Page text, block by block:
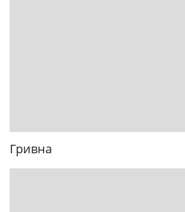
Гривна